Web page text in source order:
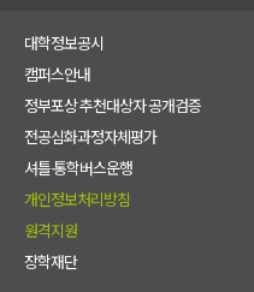
대학정보공시
캠퍼스안내
정부포상 추천대상자 공개검증
전공심화과정자체평가
셔틀·통학버스운행
개인정보처리방침
원격지원
장학재단